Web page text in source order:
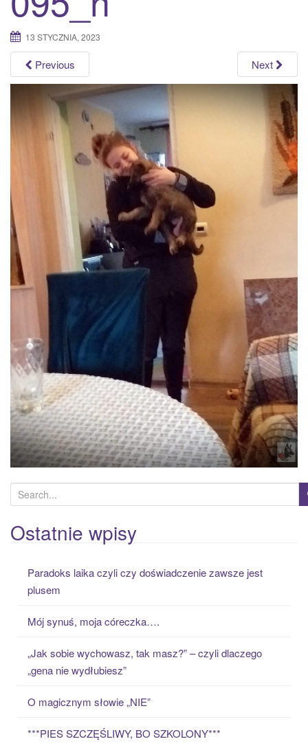
o
n
13 STYCZNIA, 2023
Previous Next
e
a
r
Ostatnie wpisy
Paradoks laika czyli czy doświadczenie zawsze jest
plusem
Mój synuś, moja córeczka….
„Jak sobie wychowasz, tak masz?” – czyli dlaczego
„gena nie wydłubiesz”
O magicznym słowie „NIE”
***PIES SZCZĘŚLIWY, BO SZKOLONY***